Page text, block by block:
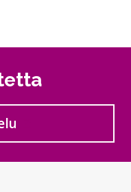
ulkoiselle